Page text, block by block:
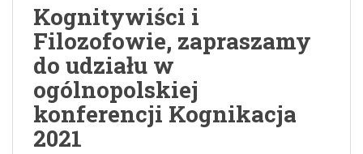
Kognitywiści i
Filozofowie, zapraszamy
do udziału w
ogólnopolskiej
konferencji Kognikacja
2021